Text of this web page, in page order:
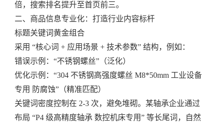
倍，搜索排名提升至首页前三。
二、商品信息专业化：打造行业内容标杆
标题关键词黄金组合
采用 “核心词 + 应用场景 + 技术参数” 结构，例如：
错误示例：“不锈钢螺丝”（泛化）
优化示例：“304 不锈钢高强度螺丝 M8*50mm 工业设备
专用 防腐蚀”（精准匹配）
关键词密度控制在 2-3 次，避免堆砌。某轴承企业通过
布局 “P4 级高精度轴承 数控机床专用” 等长尾词，自然